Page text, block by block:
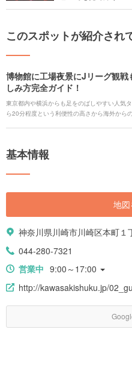
このスポットが紹介され
博物館に工場夜景にJリーグ観戦
しみ方完全ガイド！
東京都内や横浜からも足をのばしやすい人気
ら20分程度という利便性の高さから海外から
あふれた川崎に多くの人々が訪れています。
ました。読めばきっと川崎へ行ってみたくな
基本情報
地図
神奈川県川崎市川崎区本町１
044-280-7321
営業中 9:00～17:00
http://kawasakishuku.jp/